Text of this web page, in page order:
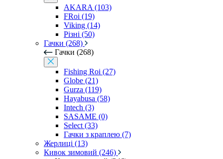
AKARA (103)
FRoi (19)
Viking (14)
Різні (50)
Гачки (268)
Гачки (268)
Fishing Roi (27)
Globe (21)
Gurza (119)
Hayabusa (58)
Intech (3)
SASAME (0)
Select (33)
Гачки з краплею (7)
Жерлиці (13)
Кивок зимовий (246)